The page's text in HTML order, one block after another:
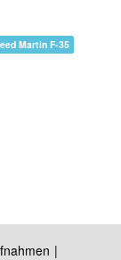
Martin F-35